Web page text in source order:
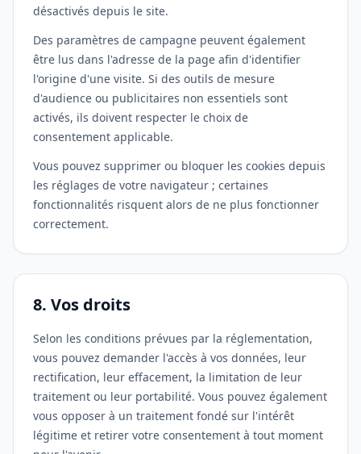
désactivés depuis le site.
Des paramètres de campagne peuvent également
être lus dans l'adresse de la page afin d'identifier
l'origine d'une visite. Si des outils de mesure
d'audience ou publicitaires non essentiels sont
activés, ils doivent respecter le choix de
consentement applicable.
Vous pouvez supprimer ou bloquer les cookies depuis
les réglages de votre navigateur ; certaines
fonctionnalités risquent alors de ne plus fonctionner
correctement.
8. Vos droits
Selon les conditions prévues par la réglementation,
vous pouvez demander l'accès à vos données, leur
rectification, leur effacement, la limitation de leur
traitement ou leur portabilité. Vous pouvez également
vous opposer à un traitement fondé sur l'intérêt
légitime et retirer votre consentement à tout moment